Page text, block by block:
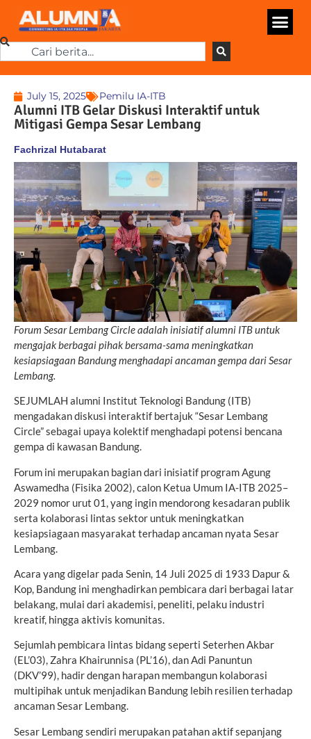
July 15, 2025 Pemilu IA-ITB
Alumni ITB Gelar Diskusi Interaktif untuk
Mitigasi Gempa Sesar Lembang
Fachrizal Hutabarat
Forum Sesar Lembang Circle adalah inisiatif alumni ITB untuk
mengajak berbagai pihak bersama-sama meningkatkan
kesiapsiagaan Bandung menghadapi ancaman gempa dari Sesar
Lembang.
SEJUMLAH alumni Institut Teknologi Bandung (ITB)
mengadakan diskusi interaktif bertajuk “Sesar Lembang
Circle” sebagai upaya kolektif menghadapi potensi bencana
gempa di kawasan Bandung.
Forum ini merupakan bagian dari inisiatif program Agung
Aswamedha (Fisika 2002), calon Ketua Umum IA-ITB 2025–
2029 nomor urut 01, yang ingin mendorong kesadaran publik
serta kolaborasi lintas sektor untuk meningkatkan
kesiapsiagaan masyarakat terhadap ancaman nyata Sesar
Lembang.
Acara yang digelar pada Senin, 14 Juli 2025 di 1933 Dapur &
Kop, Bandung ini menghadirkan pembicara dari berbagai latar
belakang, mulai dari akademisi, peneliti, pelaku industri
kreatif, hingga aktivis komunitas.
Sejumlah pembicara lintas bidang seperti Seterhen Akbar
(EL’03), Zahra Khairunnisa (PL’16), dan Adi Panuntun
(DKV’99), hadir dengan harapan membangun kolaborasi
multipihak untuk menjadikan Bandung lebih resilien terhadap
ancaman Sesar Lembang.
Sesar Lembang sendiri merupakan patahan aktif sepanjang